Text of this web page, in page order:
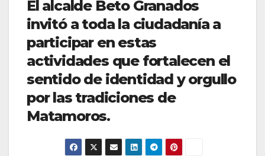
El alcalde Beto Granados
invitó a toda la ciudadanía a
participar en estas
actividades que fortalecen el
sentido de identidad y orgullo
por las tradiciones de
Matamoros.